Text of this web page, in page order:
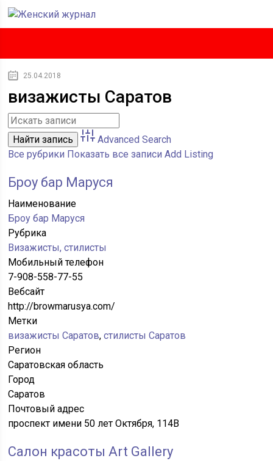
25.04.2018
визажисты Саратов
Advanced Search
Все рубрики Показать все записи Add Listing
Броу бар Маруся
Наименование
Броу бар Маруся
Рубрика
Визажисты, стилисты
Мобильный телефон
7-908-558-77-55
Вебсайт
http://browmarusya.com/
Метки
визажисты Саратов,стилисты Саратов
Регион
Саратовская область
Город
Саратов
Почтовый адрес
проспект имени 50 лет Октября, 114В
Салон красоты Art Gallery